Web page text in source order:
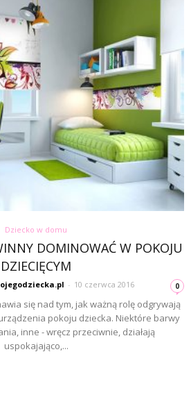
Dziecko w domu
DOMINOWAĆ W POKOJU
DZIECIĘCYM
- 10 czerwca 2016 0
się nad tym, jak ważną rolę odgrywają
pokoju dziecka. Niektóre barwy
inne - wręcz przeciwnie, działają
uspokajająco,...